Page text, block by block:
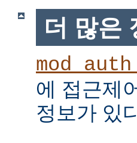
더 많은
에 접근제
정보가 있